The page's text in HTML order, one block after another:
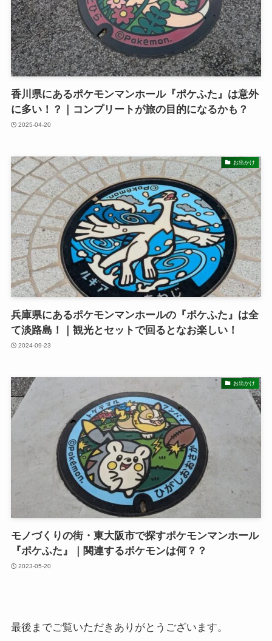
香川県にあるポケモンマンホール『ポケふた』は意外
に多い！？｜コンプリートが旅の目的になるかも？
2025-04-20
お出かけ
兵庫県にあるポケモンマンホールの『ポケふた』は全
て淡路島！｜観光とセットで回るとなお楽しい！
2024-09-23
お出かけ
モノづくりの街・東大阪市で探すポケモンマンホール
『ポケふた』｜関連するポケモンは何？？
2023-05-20
最後までご覧いただきありがとうございます。